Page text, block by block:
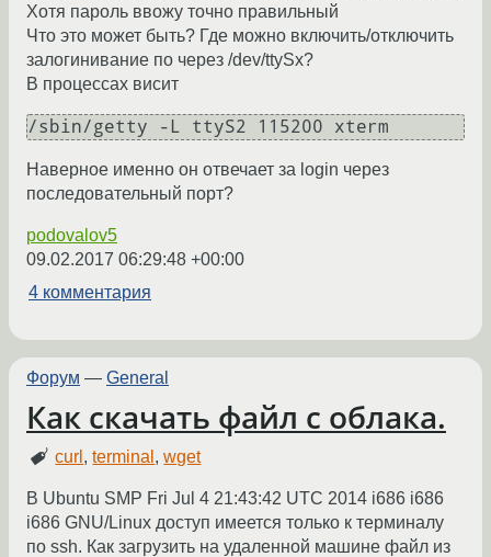
Хотя пароль ввожу точно правильный
Что это может быть? Где можно включить/отключить
залогинивание по через /dev/ttySx?
В процессах висит
Наверное именно он отвечает за login через
последовательный порт?
podovalov5
09.02.2017 06:29:48 +00:00
4 комментария
Форум — General
Как скачать файл с облака.
curl ,terminal ,wget
В Ubuntu SMP Fri Jul 4 21:43:42 UTC 2014 i686 i686
i686 GNU/Linux доступ имеется только к терминалу
по ssh. Как загрузить на удаленной машине файл из